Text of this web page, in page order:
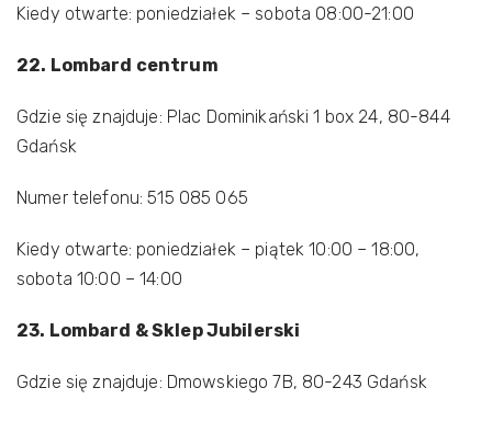
Kiedy otwarte: poniedziałek – sobota 08:00-21:00
22. Lombard centrum
Gdzie się znajduje: Plac Dominikański 1 box 24, 80-844
Gdańsk
Numer telefonu: 515 085 065
Kiedy otwarte: poniedziałek – piątek 10:00 – 18:00,
sobota 10:00 – 14:00
23. Lombard & Sklep Jubilerski
Gdzie się znajduje: Dmowskiego 7B, 80-243 Gdańsk